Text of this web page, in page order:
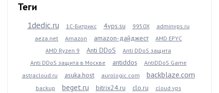
Теги
1dedic.ru 1С-Битрикс 4vps.su 9950X
adminvps.ru
aeza.net
Amazon amazon-дайджест
AMD EPYC
AMD Ryzen 9
Anti DDoS
Anti DDoS защита
Anti DDoS защита в Москве
antiddos
AntiDDoS Game
astracloud.ru
asuka.host aurologic.com backblaze.com
backup beget.ru bitrix24.ru clo.ru cloud vps